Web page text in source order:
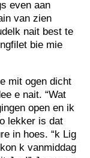
even aan
van zien
nait best te
bie mie
mit ogen dicht
e nait. “Wat
open en ik
lekker is dat
in hoes. “k Lig
k vanmiddag